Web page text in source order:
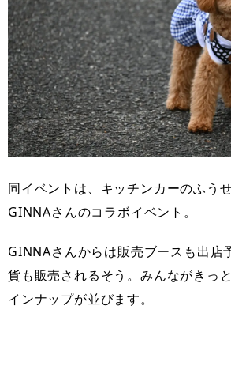
同イベントは、キッチンカーのふう
GINNAさんのコラボイベント。
GINNAさんからは販売ブースも出店
貨も販売されるそう。みんながきっ
インナップが並びます。